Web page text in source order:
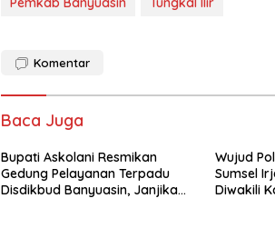
Komentar
Baca Juga
Bupati Askolani Resmikan
Gedung Pelayanan Terpadu
Disdikbud Banyuasin, Janjikan
Wujud
Sumsel
Diwakili